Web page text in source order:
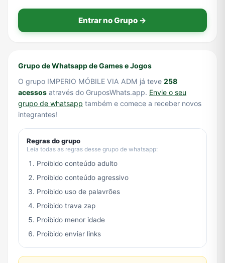
Entrar no Grupo →
Grupo de Whatsapp de Games e Jogos
O grupo IMPERIO MÓBILE VIA ADM já teve 258
acessos através do GruposWhats.app. Envie o seu
grupo de whatsapp também e comece a receber novos
integrantes!
Regras do grupo
Leia todas as regras desse grupo de whatsapp:
Proibido conteúdo adulto
Proibido conteúdo agressivo
Proibido uso de palavrões
Proibido trava zap
Proibido menor idade
Proibido enviar links